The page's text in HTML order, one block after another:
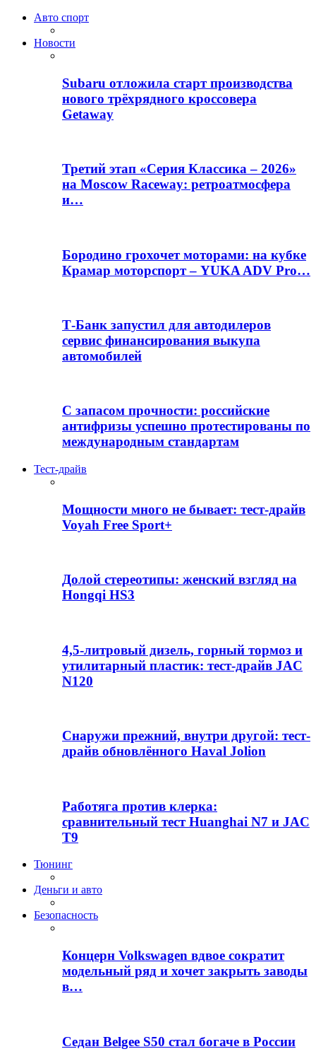
Авто спорт
Новости
Subaru отложила старт производства
нового трёхрядного кроссовера
Getaway
Третий этап «Серия Классика – 2026»
на Moscow Raceway: ретроатмосфера
и…
Бородино грохочет моторами: на кубке
Крамар моторспорт – YUKA ADV Pro…
Т-Банк запустил для автодилеров
сервис финансирования выкупа
автомобилей
С запасом прочности: российские
антифризы успешно протестированы по
международным стандартам
Тест-драйв
Мощности много не бывает: тест-драйв
Voyah Free Sport+
Долой стереотипы: женский взгляд на
Hongqi HS3
4,5-литровый дизель, горный тормоз и
утилитарный пластик: тест-драйв JAC
N120
Снаружи прежний, внутри другой: тест-
драйв обновлённого Haval Jolion
Работяга против клерка:
сравнительный тест Huanghai N7 и JAC
T9
Тюнинг
Деньги и авто
Безопасность
Концерн Volkswagen вдвое сократит
модельный ряд и хочет закрыть заводы
в…
Седан Belgee S50 стал богаче в России